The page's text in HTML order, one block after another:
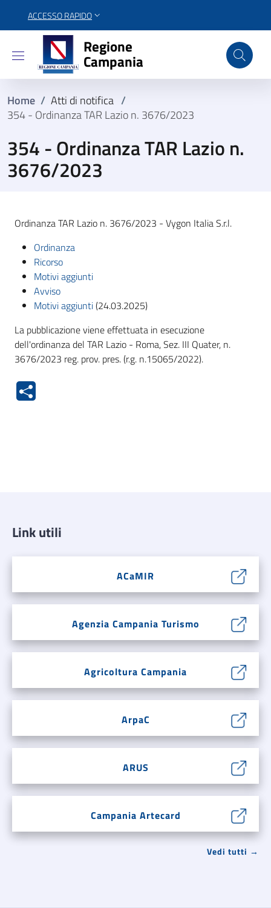
ACCESSO RAPIDO
Regione Campania
Regione
Campania
Home / Atti di notifica /
354 - Ordinanza TAR Lazio n. 3676/2023
354 - Ordinanza TAR Lazio n.
3676/2023
Ordinanza TAR Lazio n. 3676/2023 - Vygon Italia S.r.l.
Ordinanza
Ricorso
Motivi aggiunti
Avviso
Motivi aggiunti(24.03.2025)
La pubblicazione viene effettuata in esecuzione
dell'ordinanza del TAR Lazio - Roma, Sez. III Quater, n.
3676/2023 reg. prov. pres. (r.g. n.15065/2022).
Link utili
ACaMIR
Agenzia Campania Turismo
Agricoltura Campania
ArpaC
ARUS
Campania Artecard
Vedi tutti →